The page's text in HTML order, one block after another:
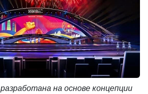
разработана на основе концепции